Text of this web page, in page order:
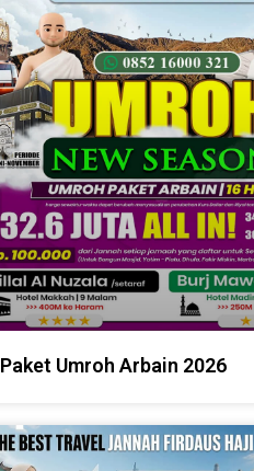
Paket Umroh Arbain 2026